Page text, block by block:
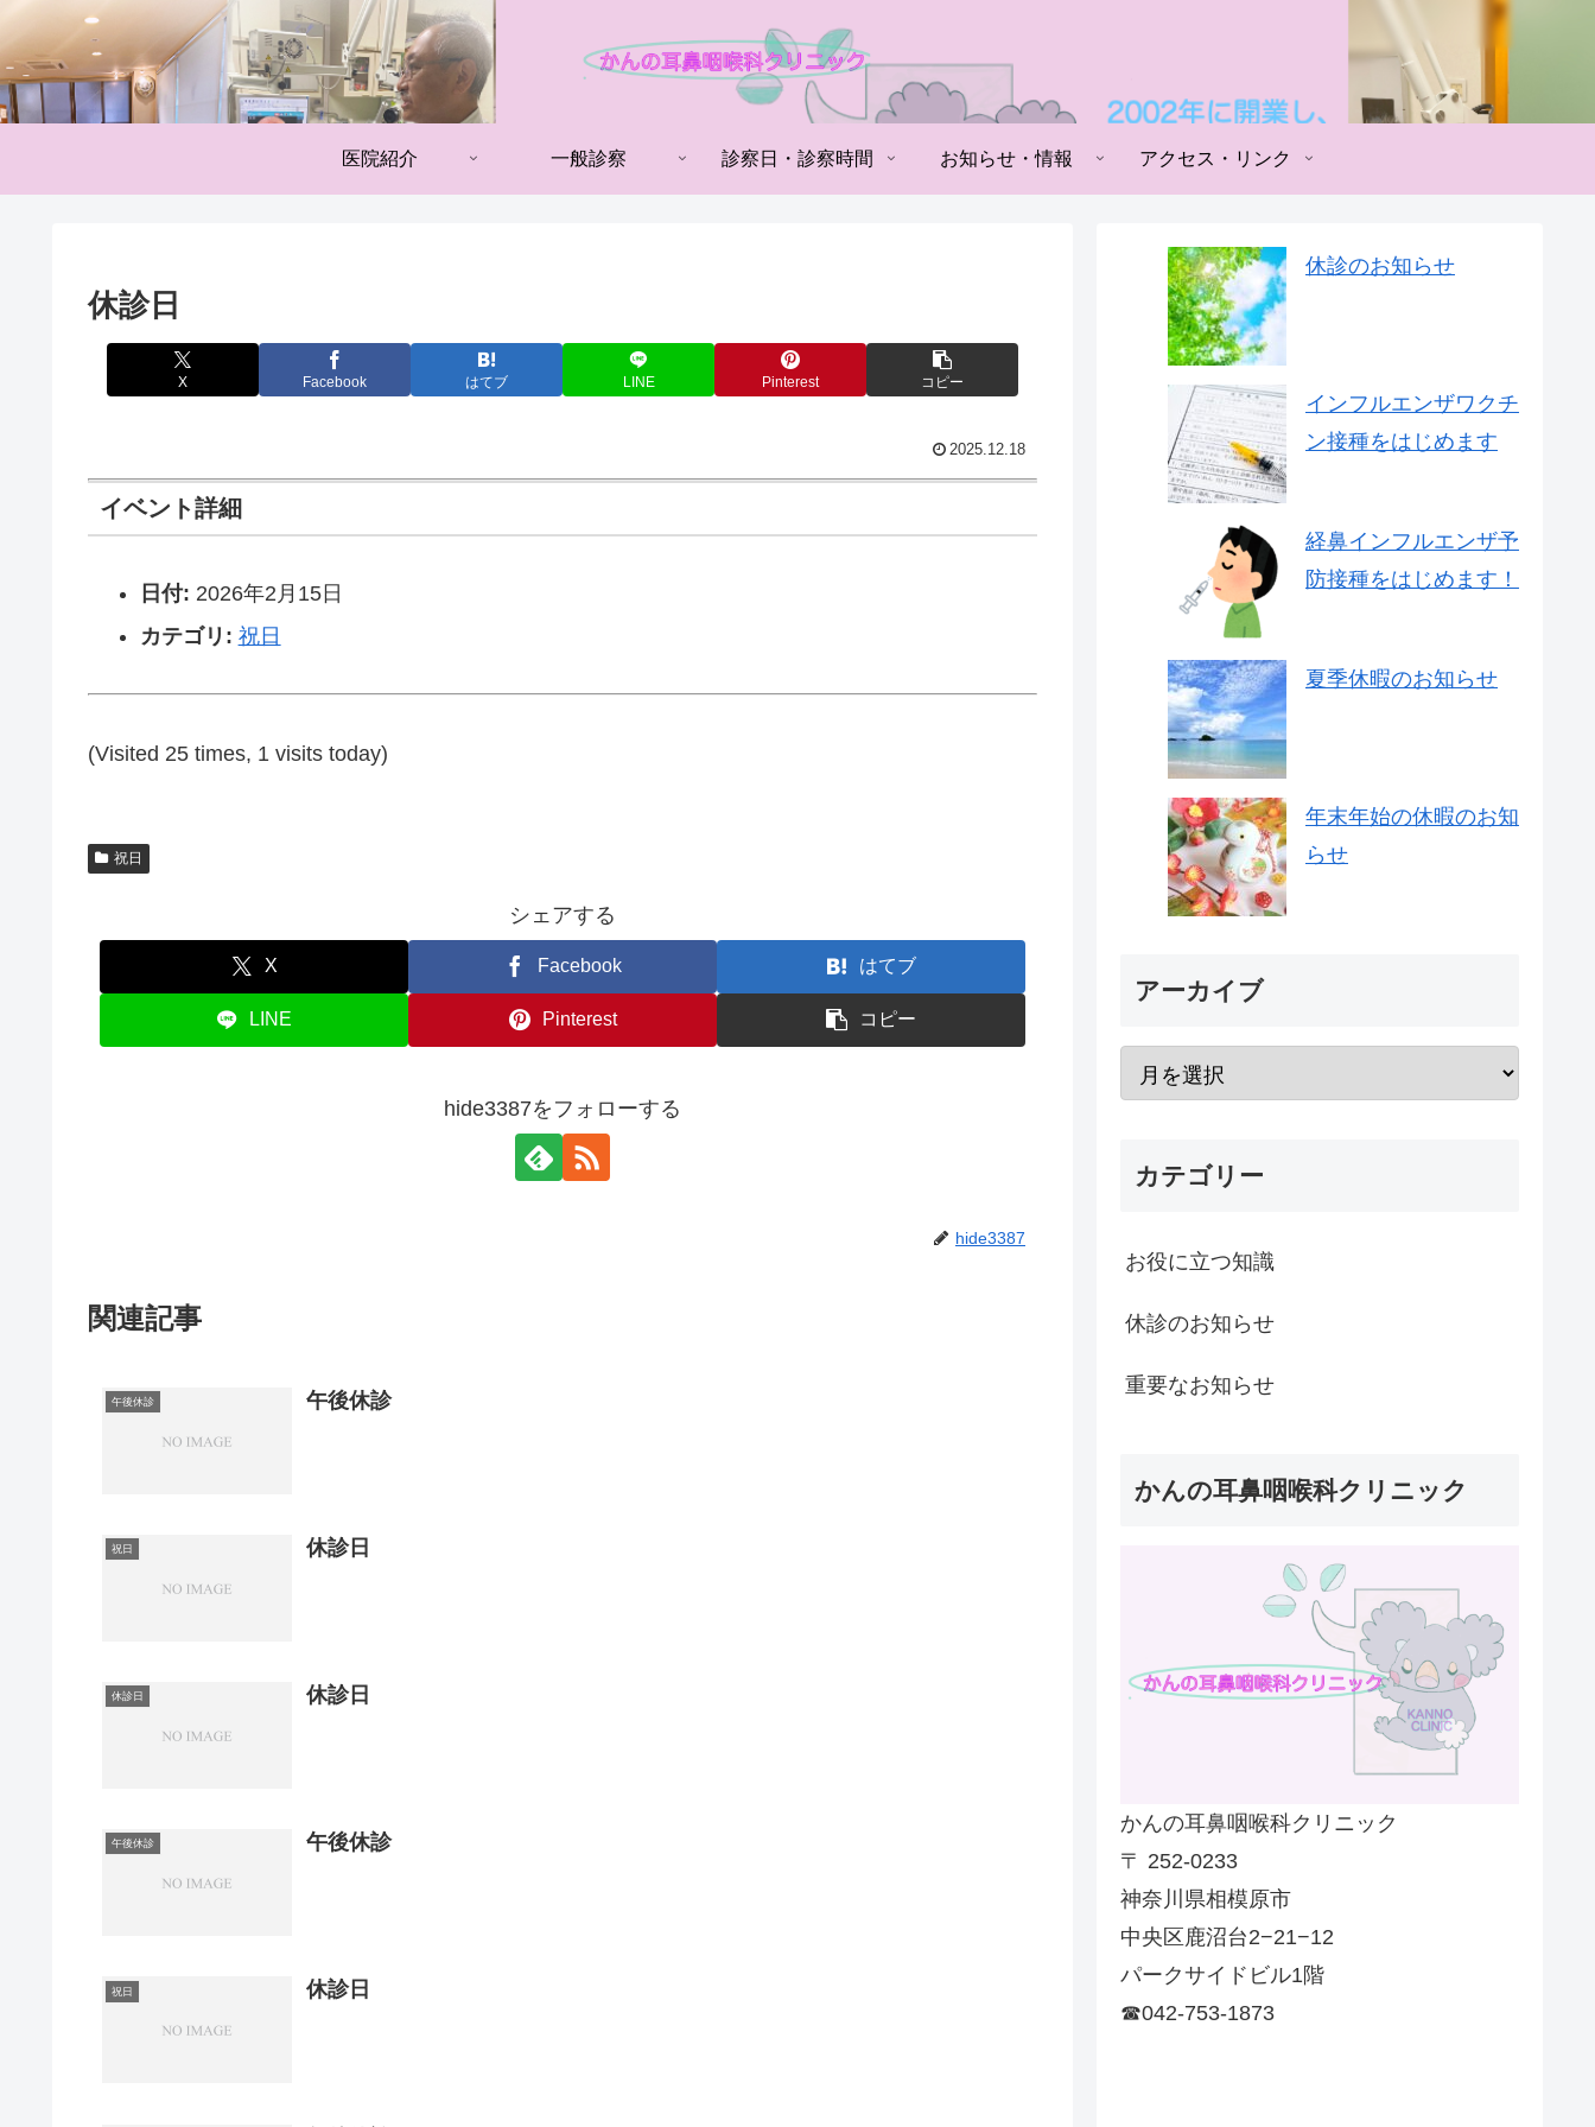
医院紹介 一般診察 診察日・診察時間 お知らせ・情報 アクセス・リンク
休診日
X Facebook はてブ LINE Pinterest コピー
2025.12.18
イベント詳細
日付: 2026年2月15日
カテゴリ: 祝日
(Visited 25 times, 1 visits today)
祝日
シェアする
X Facebook はてブ
LINE Pinterest コピー
hide3387をフォローする
hide3387
関連記事
午後休診 午後休診
祝日 休診日
休診日 休診日
午後休診 午後休診
祝日 休診日
休診のお知らせ
インフルエンザワクチ
ン接種をはじめます
経鼻インフルエンザ予
防接種をはじめます！
夏季休暇のお知らせ
年末年始の休暇のお知
らせ
アーカイブ
カテゴリー
お役に立つ知識
休診のお知らせ
重要なお知らせ
かんの耳鼻咽喉科クリニック
かんの耳鼻咽喉科クリニック
〒 252-0233
神奈川県相模原市
中央区鹿沼台2−21−12
パークサイドビル1階
☎042-753-1873